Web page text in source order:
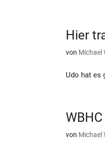
Hier
von Michael
Udo hat es
von Michael